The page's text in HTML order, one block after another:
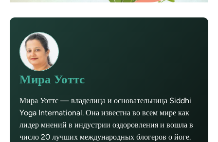
Мира Уоттс
Мира Уоттс — владелица и основательница Siddhi
Yoga International. Она известна во всем мире как
лидер мнений в индустрии оздоровления и вошла в
число 20 лучших международных блогеров о йоге.